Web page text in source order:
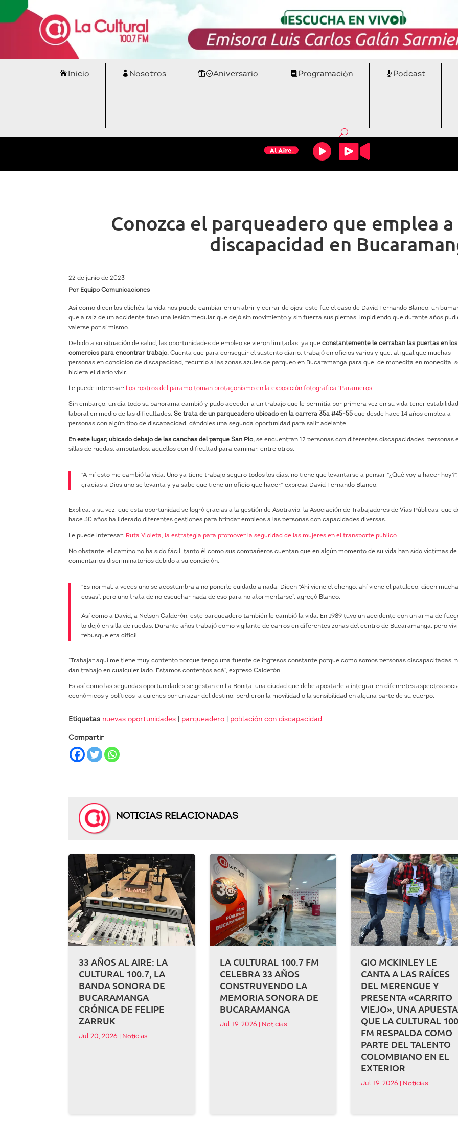
Inicio Nosotros Aniversario Programación Podcast
Conozca el parqueadero que emplea
discapacidad en
22 de junio de 2023
Por Equipo Comunicaciones
Así como dicen los clichés, la vida nos puede cambiar en un abrir y cerrar de ojos: este fue el caso de David Fernando Blanco, un
que a raíz de un accidente tuvo una lesión medular que dejó sin movimiento y sin fuerza sus piernas, impidiendo que durante años
valerse por sí mismo.
Debido a su situación de salud, las oportunidades de empleo se vieron limitadas, ya queconstantemente le cerraban las puertas en los
comercios para encontrar trabajo. Cuenta que para conseguir el sustento diario, trabajó en oficios varios y que, al igual que muchas
personas en condición de discapacidad, recurrió a las zonas azules de parqueo en Bucaramanga para que, de monedita en monedita,
hiciera el diario vivir.
Le puede interesar: Los rostros del páramo toman protagonismo en la exposición fotográfica ‘Parameros’
Sin embargo, un día todo su panorama cambió y pudo acceder a un trabajo que le permitía por primera vez en su vida tener estabilidad
laboral en medio de las dificultades.Se trata de un parqueadero ubicado en la carrera 35a #45-55 que desde hace 14 años emplea a
personas con algún tipo de discapacidad, dándoles una segunda oportunidad para salir adelante.
En este lugar, ubicado debajo de las canchas del parque San Pío, se encuentran 12 personas con diferentes discapacidades: personas
sillas de ruedas, amputados, aquellos con dificultad para caminar, entre otros.
“A mí esto me cambió la vida. Uno ya tiene trabajo seguro todos los días, no tiene que levantarse a pensar “¿Qué voy a hacer hoy?”,
gracias a Dios uno se levanta y ya sabe que tiene un oficio que hacer,” expresa David Fernando Blanco.
Explica, a su vez, que esta oportunidad se logró gracias a la gestión de Asotravip, la Asociación de Trabajadores de Vías Públicas, que
hace 30 años ha liderado diferentes gestiones para brindar empleos a las personas con capacidades diversas.
Le puede interesar: Ruta Violeta, la estrategia para promover la seguridad de las mujeres en el transporte público
No obstante, el camino no ha sido fácil: tanto él como sus compañeros cuentan que en algún momento de su vida han sido víctimas de
comentarios discriminatorios debido a su condición.
“Es normal, a veces uno se acostumbra a no ponerle cuidado a nada. Dicen “Ahí viene el chengo, ahí viene el patuleco, dicen
cosas”, pero uno trata de no escuchar nada de eso para no atormentarse”, agregó Blanco.
Así como a David, a Nelson Calderón, este parqueadero también le cambió la vida. En 1989 tuvo un accidente con un arma de
lo dejó en silla de ruedas. Durante años trabajó como vigilante de carros en diferentes zonas del centro de Bucaramanga, pero
rebusque era difícil.
“Trabajar aquí me tiene muy contento porque tengo una fuente de ingresos constante porque como somos personas discapacitadas,
dan trabajo en cualquier lado. Estamos contentos acá”, expresó Calderón.
Es así como las segundas oportunidades se gestan en La Bonita, una ciudad que debe apostarle a integrar en difenretes aspectos
económicos y políticos a quienes por un azar del destino, perdieron la movilidad o la sensibilidad en alguna parte de su cuerpo.
Etiquetasnuevas oportunidades |parqueadero |población con discapacidad
Compartir
NOTICIAS RELACIONADAS
33 AÑOS AL AIRE: LA
CULTURAL 100.7, LA
BANDA SONORA DE
BUCARAMANGA
CRÓNICA DE FELIPE
ZARRUK
Jul 20, 2026 Noticias
LA CULTURAL 100.7 FM
CELEBRA 33 AÑOS
CONSTRUYENDO LA
MEMORIA SONORA DE
BUCARAMANGA
Jul 19, 2026 Noticias
GIO MCKINLEY LE
CANTA A LAS RAÍCES
DEL MERENGUE Y
PRESENTA «CARRITO
VIEJO», UNA APUESTA
QUE LA CULTURAL
FM RESPALDA COMO
PARTE DEL TALENTO
COLOMBIANO EN EL
EXTERIOR
Jul 19, 2026 Noticias